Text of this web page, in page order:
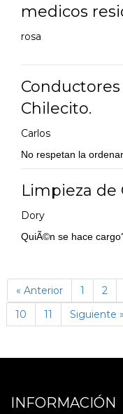
medicos
rosa
Chilecito.
Carlos
No respetan la
Limpieza de
Dory
QuiÃ©n se hace
« Anterior 1 2
10
11 Siguiente »
INFORMACIÓN